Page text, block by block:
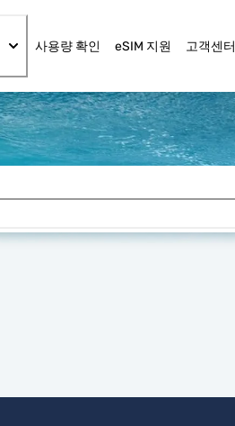
사용량 확인 eSIM 지원 고객센터